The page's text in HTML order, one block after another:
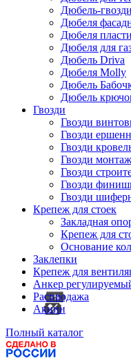
Дюбель-гвозди
Дюбеля
Дюбеля
Дюбеля для
Дюбель Driva
Дюбеля Molly
Дюбель
Дюбель
Гвозди
Гвозди
Гвозди
Гвозди
Гвозди
Гвозди
Гвозди
Гвозди
Крепеж для стоек
Закладная
Крепеж для
Основание
Заклепки
Крепеж для
Анкер
Распродажа
Акции
Полный каталог